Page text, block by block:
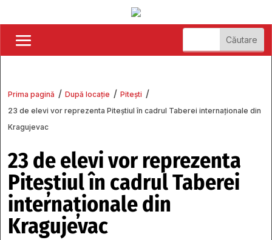
Prima pagină / După locație / Pitești /
23 de elevi vor reprezenta Piteștiul în cadrul Taberei internaționale din
Kragujevac
23 de elevi vor reprezenta
Piteștiul în cadrul Taberei
internaționale din
Kragujevac